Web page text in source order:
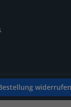
widerrufen